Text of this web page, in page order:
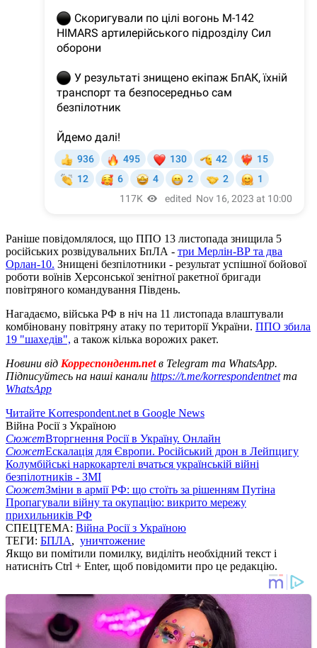
Раніше повідомлялося, що ППО 13 листопада знищила 5
російських розвідувальних БпЛА - три Мерлін-ВР та два
Орлан-10. Знищені безпілотники - результат успішної бойової
роботи воїнів Херсонської зенітної ракетної бригади
повітряного командування Південь.
Нагадаємо, війська РФ в ніч на 11 листопада влаштували
комбіновану повітряну атаку по території України. ППО збила
19 "шахедів", а також кілька ворожих ракет.
Новини від Корреспондент.netв Telegram та WhatsApp.
Підписуйтесь на наші канали https://t.me/korrespondentnetта
WhatsApp
Читайте Korrespondent.net в Google News
Війна Росії з Україною
СюжетВторгнення Росії в Україну. Онлайн
СюжетЕскалація для Європи. Російський дрон в Лейпцигу
Колумбійські наркокартелі вчаться українській війні
безпілотників - ЗМІ
СюжетЗміни в армії РФ: що стоїть за рішенням Путіна
Пропагували війну та окупацію: викрито мережу
прихильників РФ
СПЕЦТЕМА: Війна Росії з Україною
ТЕГИ: БПЛА, уничтожение
Якщо ви помітили помилку, виділіть необхідний текст і
натисніть Ctrl + Enter, щоб повідомити про це редакцію.